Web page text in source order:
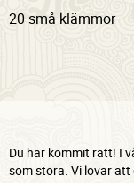
20 små klämmor
Du har kommit rätt! I
som stora. Vi lovar att